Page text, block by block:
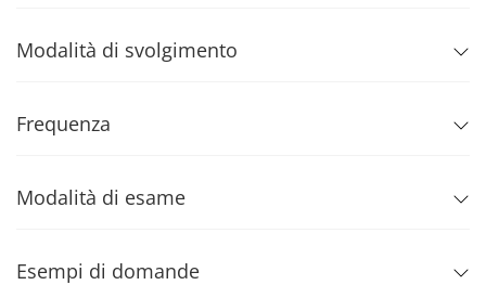
Modalità di svolgimento
Frequenza
Modalità di esame
Esempi di domande